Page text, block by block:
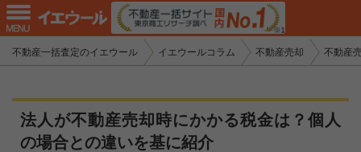
不動産一括査定のイエウール イエウールコラム 不動産売却 不動産
法人が不動産売却時にかかる税金は？個人
の場合との違いを基に紹介